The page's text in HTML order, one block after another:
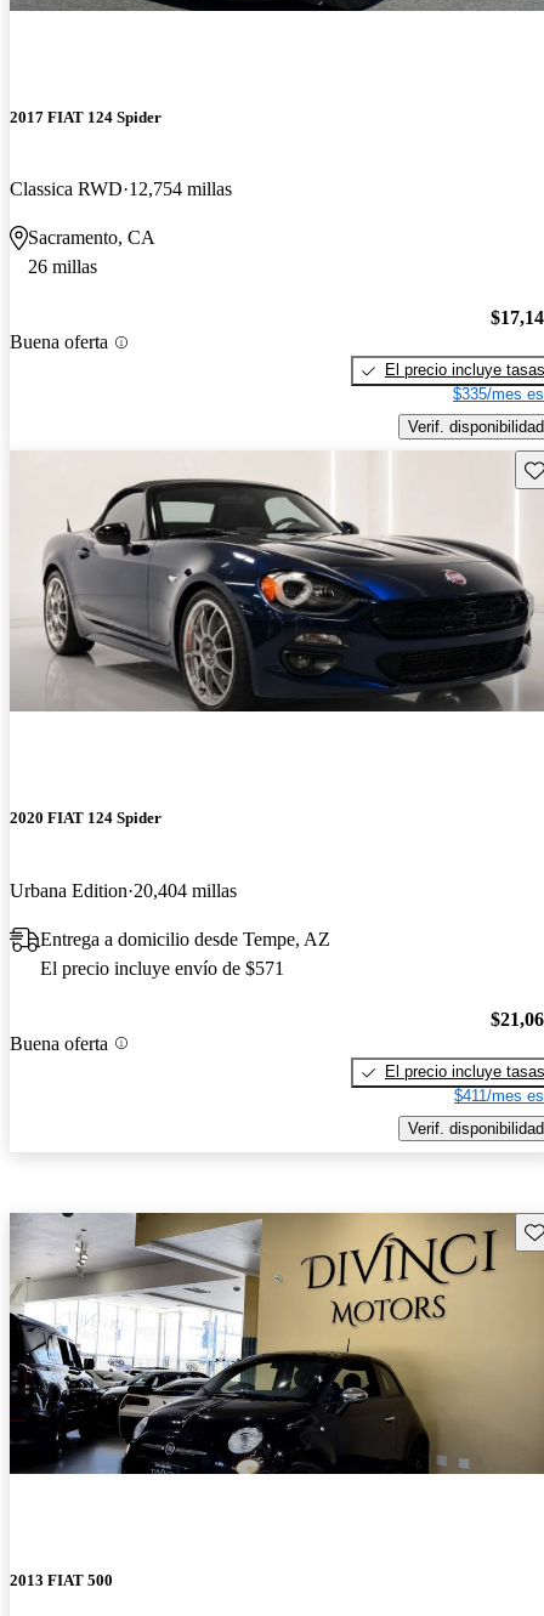
2017 FIAT 124 Spider
Classica RWD 12,754 millas
Sacramento, CA
26 millas
Buena oferta
El precio incluye tasas
$335/mes
Verif. disponibilidad
2020 FIAT 124 Spider
Urbana Edition 20,404 millas
Entrega a domicilio desde Tempe, AZ
El precio incluye envío de $571
Buena oferta
El precio incluye tasas
$411/mes
Verif. disponibilidad
2013 FIAT 500